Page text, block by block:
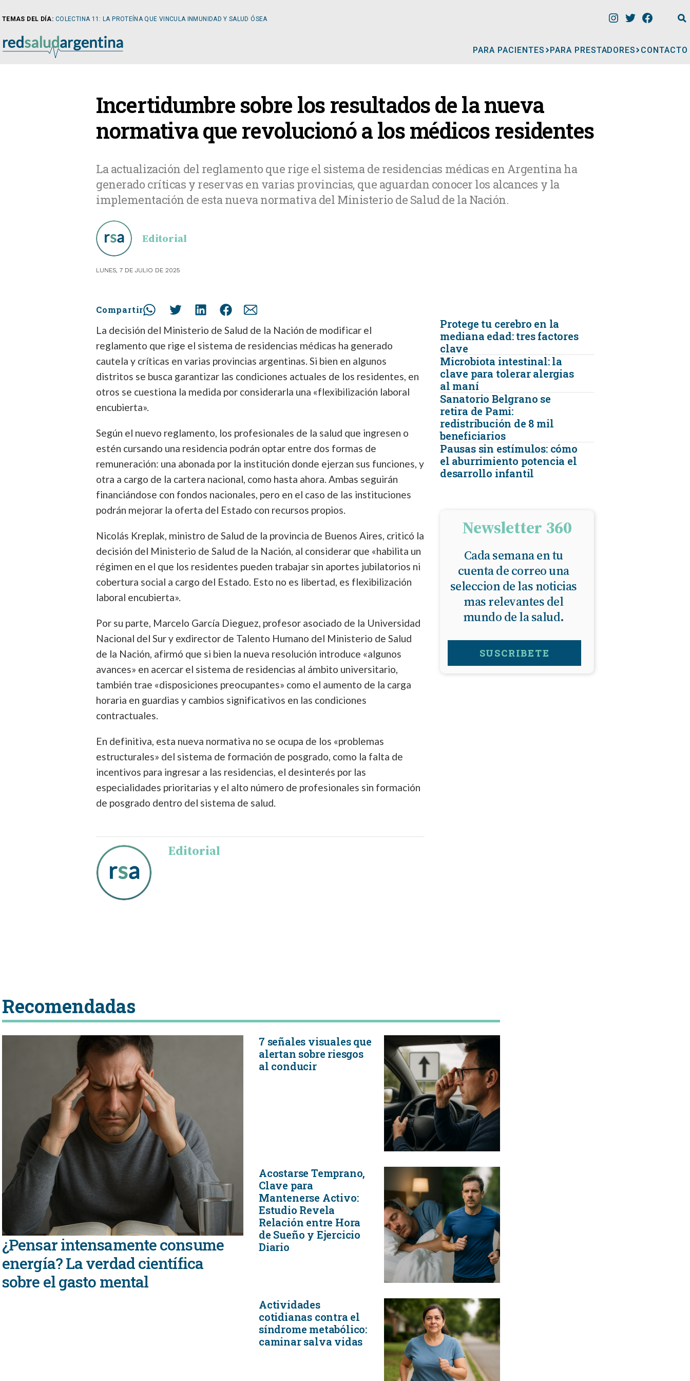
TEMAS DEL DÍA: COLECTINA 11: LA PROTEÍNA QUE VINCULA INMUNIDAD Y SALUD ÓSEA
PARA PACIENTES
CIRUGÍA GENERAL
DIABETOLOGÍA GASTROENTEROLOGÍA MÉDICOS
ÓPTICAS
PARA PRESTADORES CONTACTO
Incertidumbre sobre los resultados de la nueva
normativa que revolucionó a los médicos residentes
La actualización del reglamento que rige el sistema de residencias médicas en Argentina ha
generado críticas y reservas en varias provincias, que aguardan conocer los alcances y la
implementación de esta nueva normativa del Ministerio de Salud de la Nación.
Editorial
LUNES, 7 DE JULIO DE 2025
Compartir
La decisión del Ministerio de Salud de la Nación de modificar el
reglamento que rige el sistema de residencias médicas ha generado
cautela y críticas en varias provincias argentinas. Si bien en algunos
distritos se busca garantizar las condiciones actuales de los residentes, en
otros se cuestiona la medida por considerarla una «flexibilización laboral
encubierta».
Según el nuevo reglamento, los profesionales de la salud que ingresen o
estén cursando una residencia podrán optar entre dos formas de
remuneración: una abonada por la institución donde ejerzan sus funciones, y
otra a cargo de la cartera nacional, como hasta ahora. Ambas seguirán
financiándose con fondos nacionales, pero en el caso de las instituciones
podrán mejorar la oferta del Estado con recursos propios.
Nicolás Kreplak, ministro de Salud de la provincia de Buenos Aires, criticó la
decisión del Ministerio de Salud de la Nación, al considerar que «habilita un
régimen en el que los residentes pueden trabajar sin aportes jubilatorios ni
cobertura social a cargo del Estado. Esto no es libertad, es flexibilización
laboral encubierta».
Por su parte, Marcelo García Dieguez, profesor asociado de la Universidad
Nacional del Sur y exdirector de Talento Humano del Ministerio de Salud
de la Nación, afirmó que si bien la nueva resolución introduce «algunos
avances» en acercar el sistema de residencias al ámbito universitario,
también trae «disposiciones preocupantes» como el aumento de la carga
horaria en guardias y cambios significativos en las condiciones
contractuales.
En definitiva, esta nueva normativa no se ocupa de los «problemas
estructurales» del sistema de formación de posgrado, como la falta de
incentivos para ingresar a las residencias, el desinterés por las
especialidades prioritarias y el alto número de profesionales sin formación
de posgrado dentro del sistema de salud.
Editorial
Protege tu cerebro en la
mediana edad: tres factores
clave
Microbiota intestinal: la
clave para tolerar alergias
al maní
Sanatorio Belgrano se
retira de Pami:
redistribución de 8 mil
beneficiarios
Pausas sin estímulos: cómo
el aburrimiento potencia el
desarrollo infantil
Newsletter 360
Cada semana en tu
cuenta de correo una
seleccion de las noticias
mas relevantes del
mundo de la salud.
SUSCRIBETE
Recomendadas
¿Pensar intensamente consume
energía? La verdad científica
sobre el gasto mental
7 señales visuales que
alertan sobre riesgos
al conducir
Acostarse Temprano,
Clave para
Mantenerse Activo:
Estudio Revela
Relación entre Hora
de Sueño y Ejercicio
Diario
Actividades
cotidianas contra el
síndrome metabólico:
caminar salva vidas